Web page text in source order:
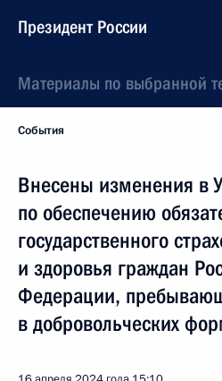
Президент России
Материалы по выбранной
События
Внесены изменения в
по обеспечению
государственного
и здоровья граждан
Федерации,
в добровольческих